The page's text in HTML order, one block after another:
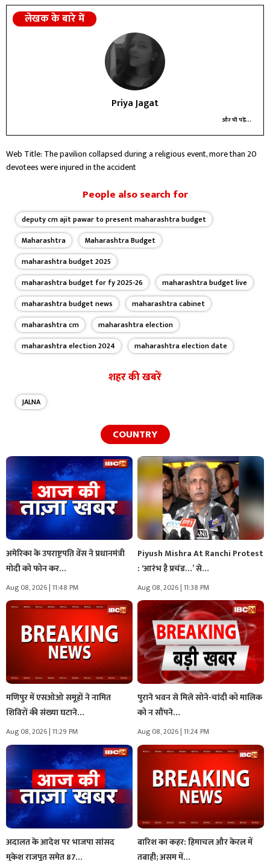
लेखक के बारे में
Priya Jagat
और भी पढ़ें...
Web Title: The pavilion collapsed during a religious event, more than 20
devotees were injured in the accident
People also search for
deputy cm ajit pawar to present maharashtra budget
Maharashtra
Maharashtra Budget
maharashtra budget 2025
maharashtra budget for fy 2025-26
maharashtra budget live
maharashtra budget news
maharashtra cabinet
maharashtra cm
maharashtra election
maharashtra election 2024
maharashtra election date
शहर की खबरें
JALNA
COUNTRY
अमेरिका के उपराष्ट्रपति वेंस ने प्रधानमंत्री
मोदी को फोन कर…
Aug 08, 2026 | 11:48 PM
Piyush Mishra At Ranchi Protest
: ‘आरंभ है प्रचंड…’ से…
Aug 08, 2026 | 11:38 PM
मणिपुर में एसओओ समूहों ने नामित
शिविरों की संख्या घटाने…
Aug 08, 2026 | 11:29 PM
पुराने भवन से मिले सोने-चांदी को मालिक
को न सौंपने…
Aug 08, 2026 | 11:24 PM
अदालत के आदेश पर भाजपा सांसद
मुकेश राजपूत समेत 87…
बारिश का कहर: हिमाचल और केरल में
तबाही; असम में…